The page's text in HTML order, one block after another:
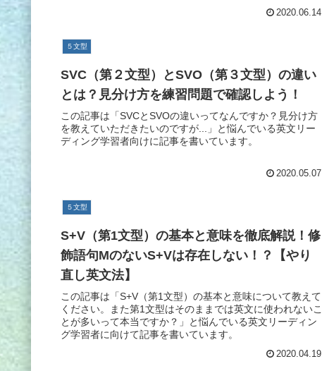
2020.06.14
５文型
SVC（第２文型）とSVO（第３文型）の違い
とは？見分け方を練習問題で確認しよう！
この記事は「SVCとSVOの違いってなんですか？見分け方
を教えていただきたいのですが...」と悩んでいる英文リー
ディング学習者向けに記事を書いています。
2020.05.07
５文型
S+V（第1文型）の基本と意味を徹底解説！修
飾語句MのないS+Vは存在しない！？【やり
直し英文法】
この記事は「S+V（第1文型）の基本と意味について教えて
ください。また第1文型はそのままでは英文に使われないこ
とが多いって本当ですか？」と悩んでいる英文リーディン
グ学習者に向けて記事を書いています。
2020.04.19